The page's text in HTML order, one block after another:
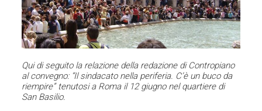
Qui di seguito la relazione della redazione di Contropiano
al convegno: “Il sindacato nella periferia. C’è un buco da
riempire” tenutosi a Roma il 12 giugno nel quartiere di
San Basilio.